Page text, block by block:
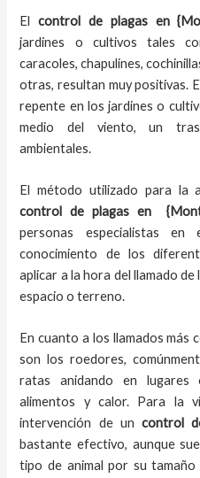
Elcontrol de plagasen
jardines o cultivos tales
caracoles, chapulines,
otras, resultan muy positivas.
repente en los jardines o
medio del viento, un
ambientales.
El método utilizado para la
control de plagas en
personas especialistas
conocimiento de los
aplicar a la hora del llamado
espacio o terreno.
En cuanto a los llamados más
son los roedores,
ratas anidando en lugares
alimentos y calor. Para la
intervención de un control
bastante efectivo, aunque
tipo de animal por su